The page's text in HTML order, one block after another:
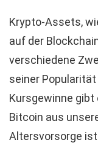
Krypto-Assets,
auf der
verschiedene
seiner
Kursgewinne gibt
Bitcoin aus
Altersvorsorge